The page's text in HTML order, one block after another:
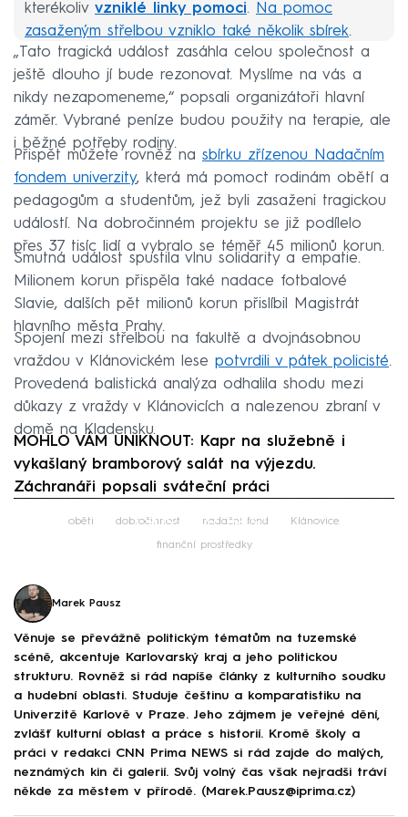
kterékoliv vzniklé linky pomoci. Na pomoc
zasaženým střelbou vzniklo také několik sbírek.
„Tato tragická událost zasáhla celou společnost a
ještě dlouho jí bude rezonovat. Myslíme na vás a
nikdy nezapomeneme,“ popsali organizátoři hlavní
záměr. Vybrané peníze budou použity na terapie, ale
i běžné potřeby rodiny.
Přispět můžete rovněž na sbírku zřízenou Nadačním
fondem univerzity, která má pomoct rodinám obětí a
pedagogům a studentům, jež byli zasaženi tragickou
událostí. Na dobročinném projektu se již podílelo
přes 37 tisíc lidí a vybralo se téměř 45 milionů korun.
Smutná událost spustila vlnu solidarity a empatie.
Milionem korun přispěla také nadace fotbalové
Slavie, dalších pět milionů korun přislíbil Magistrát
hlavního města Prahy.
Spojení mezi střelbou na fakultě a dvojnásobnou
vraždou v Klánovickém lese potvrdili v pátek policisté.
Provedená balistická analýza odhalila shodu mezi
důkazy z vraždy v Klánovicích a nalezenou zbraní v
domě na Kladensku.
MOHLO VÁM UNIKNOUT: Kapr na služebně i
vykašlaný bramborový salát na výjezdu.
Záchranáři popsali sváteční práci
Failed to fetch
oběti dobročinnost nadační fond Klánovice
finanční prostředky
Marek Pausz
Věnuje se převážně politickým tématům na tuzemské
scéně, akcentuje Karlovarský kraj a jeho politickou
strukturu. Rovněž si rád napíše články z kulturního soudku
a hudební oblasti. Studuje češtinu a komparatistiku na
Univerzitě Karlově v Praze. Jeho zájmem je veřejné dění,
zvlášť kulturní oblast a práce s historií. Kromě školy a
práci v redakci CNN Prima NEWS si rád zajde do malých,
neznámých kin či galerií. Svůj volný čas však nejradši tráví
někde za městem v přírodě. (Marek.Pausz@iprima.cz)